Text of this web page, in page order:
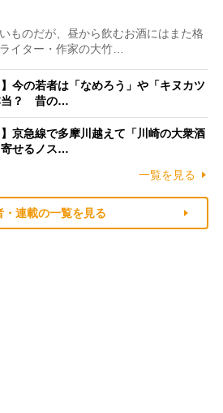
ものだが、昼から飲むお酒にはまた格
イター・作家の大竹…
】今の若者は「なめろう」や「キヌカツ
当？ 昔の…
】京急線で多摩川越えて「川崎の大衆酒
せるノス…
一覧を見る
・連載の一覧を見る